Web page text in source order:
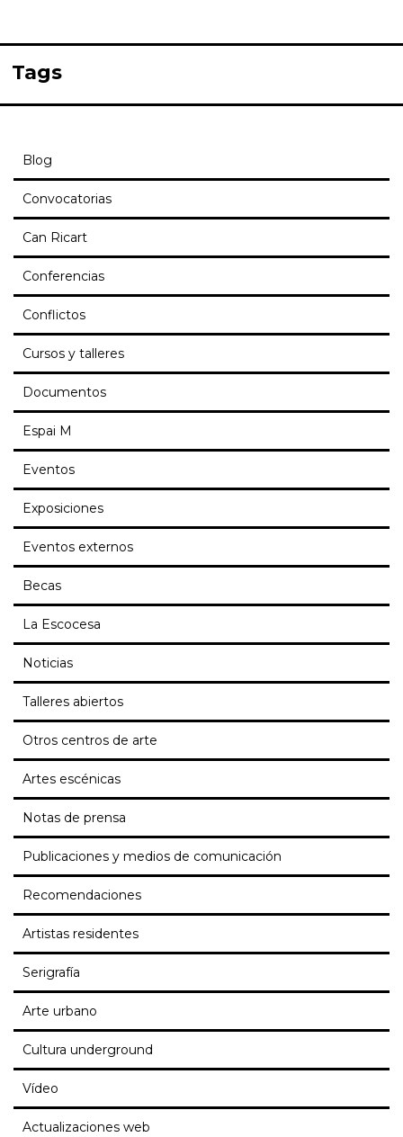
Tags
Blog
Convocatorias
Can Ricart
Conferencias
Conflictos
Cursos y talleres
Documentos
Espai M
Eventos
Exposiciones
Eventos externos
Becas
La Escocesa
Noticias
Talleres abiertos
Otros centros de arte
Artes escénicas
Notas de prensa
Publicaciones y medios de comunicación
Recomendaciones
Artistas residentes
Serigrafía
Arte urbano
Cultura underground
Vídeo
Actualizaciones web